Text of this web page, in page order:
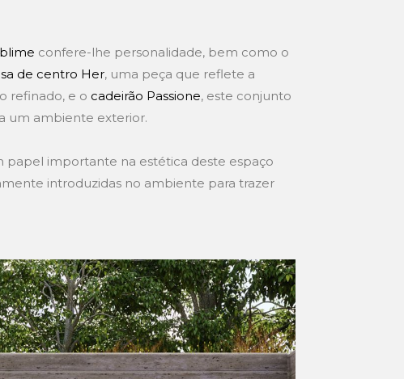
confere-lhe personalidade, bem como o
de centro Her, uma peça que reflete a
refinado, e o cadeirão Passione, este conjunto
um ambiente exterior.
importante na estética deste espaço
introduzidas no ambiente para trazer